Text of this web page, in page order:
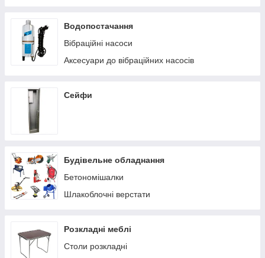
Водопостачання
Вібраційні насоси
Аксесуари до вібраційних насосів
Сейфи
Будівельне обладнання
Бетономішалки
Шлакоблочні верстати
Розкладні меблі
Столи розкладні